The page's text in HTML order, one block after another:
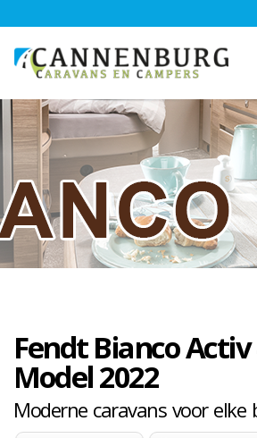
Fendt Bianco Activ
Model 2022
Moderne caravans voor elke